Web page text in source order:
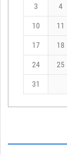
3 4
10 11
17 18
24 25
31